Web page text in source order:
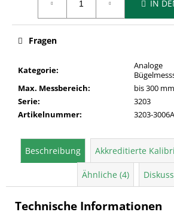
IN
Kategorie:
Analoge
Max. Messbereich:
bis 300 mm
Serie:
3203
Artikelnummer: 3203-3006A
Fragen
Beschreibung Akkreditierte
Ähnliche (4)
Technische Informationen